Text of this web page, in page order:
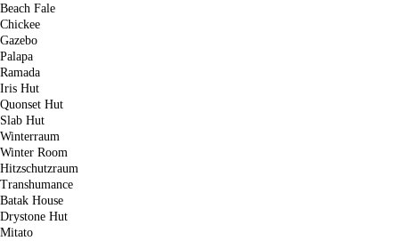
Beach Fale
Chickee
Gazebo
Palapa
Ramada
Iris Hut
Quonset Hut
Slab Hut
Winterraum
Winter Room
Hitzschutzraum
Transhumance
Batak House
Drystone Hut
Mitato